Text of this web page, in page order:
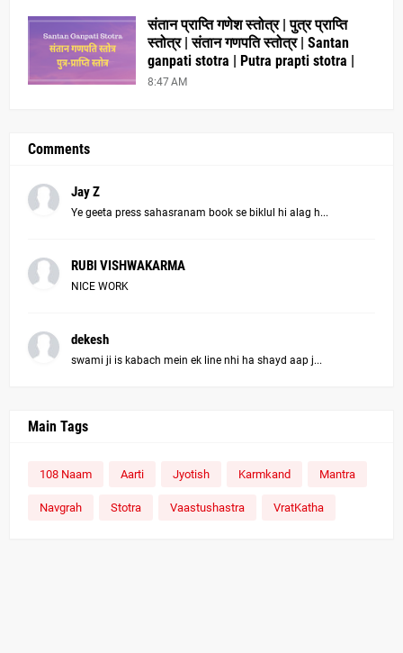
संतान प्राप्ति गणेश स्तोत्र | पुत्र प्राप्ति
स्तोत्र | संतान गणपति स्तोत्र | Santan
ganpati stotra | Putra prapti stotra |
8:47 AM
Comments
Jay Z
Ye geeta press sahasranam book se biklul hi alag h...
RUBI VISHWAKARMA
NICE WORK
dekesh
swami ji is kabach mein ek line nhi ha shayd aap j...
Main Tags
108 Naam Aarti Jyotish Karmkand Mantra
Navgrah Stotra Vaastushastra VratKatha